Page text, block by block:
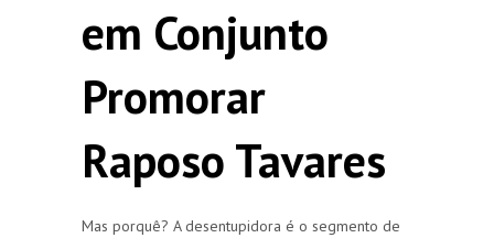
em Conjunto
Promorar
Raposo Tavares
Mas porquê? A desentupidora é o segmento de